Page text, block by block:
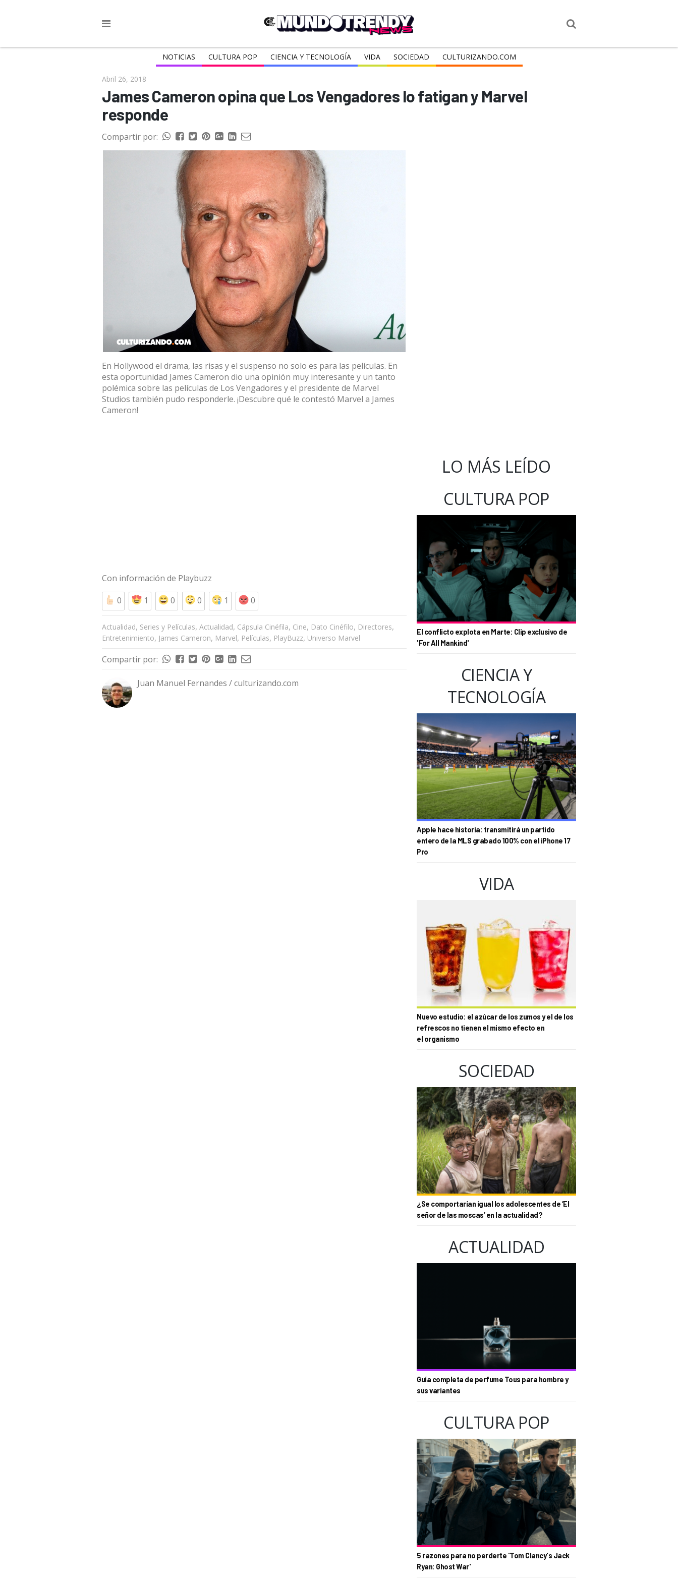
NOTICIAS CULTURA POP CIENCIA Y TECNOLOGÍA VIDA SOCIEDAD CULTURIZANDO.COM
Abril 26, 2018
James Cameron opina que Los Vengadores lo fatigan y Marvel
responde
Compartir por:
En Hollywood el drama, las risas y el suspenso no solo es para las películas. En
esta oportunidad James Cameron dio una opinión muy interesante y un tanto
polémica sobre las películas de Los Vengadores y el presidente de Marvel
Studios también pudo responderle. ¡Descubre qué le contestó Marvel a James
Cameron!
Con información de Playbuzz
0
1 0 0 1 0
Actualidad, Series y Películas, Actualidad, Cápsula Cinéfila, Cine, Dato Cinéfilo, Directores,
Entretenimiento, James Cameron, Marvel, Películas, PlayBuzz, Universo Marvel
Compartir por:
Juan Manuel Fernandes / culturizando.com
LO MÁS LEÍDO
CULTURA POP
El conflicto explota en Marte: Clip exclusivo de
'For All Mankind'
CIENCIA Y
TECNOLOGÍA
Apple hace historia: transmitirá un partido
entero de la MLS grabado 100% con el iPhone 17
Pro
VIDA
Nuevo estudio: el azúcar de los zumos y el de los
refrescos no tienen el mismo efecto en
el organismo
SOCIEDAD
¿Se comportarían igual los adolescentes de ‘El
señor de las moscas’ en la actualidad?
ACTUALIDAD
Guía completa de perfume Tous para hombre y
sus variantes
CULTURA POP
5 razones para no perderte 'Tom Clancy's Jack
Ryan: Ghost War'